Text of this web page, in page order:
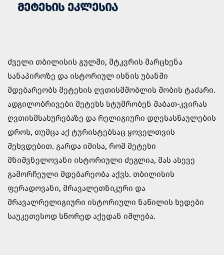
ᲛᲔᲢᲔᲮᲘᲡ ᲔᲙᲚᲔᲡᲘᲐ
ძველი თბილისის გულში, მტკვრის მარცხენა
სანაპიროზე და ისტორიულ ისნის უბანში
მდებარეობს მეტეხის ღვთისმშობლის შობის ტაძარი.
ადგილობრივები მეტეხს სტუმრობენ შაბათ-კვირას
ღვთისმსახურებაზე და რელიგიური დღესასწაულების
დროს, თუმცა აქ ტურისტებსაც ყოველთვის
შეხვდებით. გარდა იმისა, რომ მეტეხი
მნიშვნელოვანი ისტორიული ძეგლია, მას ასევე
გამორჩეული მდებარეობა აქვს. თბილისის
ფერადოვანი, მრავალეთნიკური და
მრავალრელიგიური ისტორიული ნაწილის ხედები
საუკეთესოდ სწორედ აქედან იშლება.